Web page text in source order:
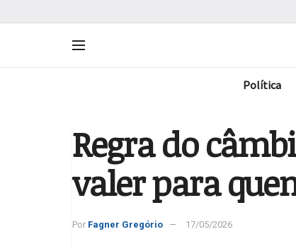
Política
Regra do
valer para
Por Fagner Gregório 17/05/2026